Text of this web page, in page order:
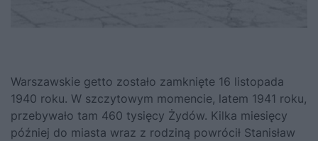
Warszawskie getto zostało zamknięte 16 listopada
1940 roku. W szczytowym momencie, latem 1941 roku,
przebywało tam 460 tysięcy Żydów. Kilka miesięcy
później do miasta wraz z rodziną powrócił Stanisław